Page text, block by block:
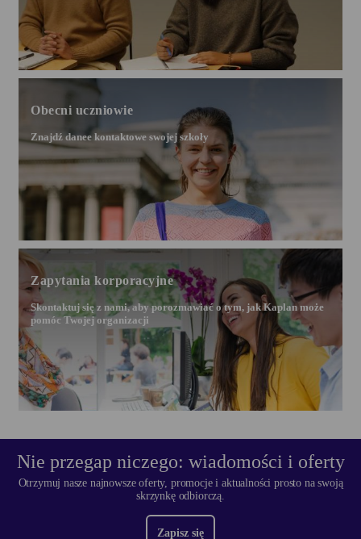
Obecni uczniowie
Znajdź danee kontaktowe swojej szkoły
Zapytania korporacyjne
Skontaktuj się z nami, aby porozmawiać o tym, jak Kaplan może
pomóc Twojej organizacji
Nie przegap niczego: wiadomości i oferty
Otrzymuj nasze najnowsze oferty, promocje i aktualności prosto na swoją
skrzynkę odbiorczą.
Zapisz się